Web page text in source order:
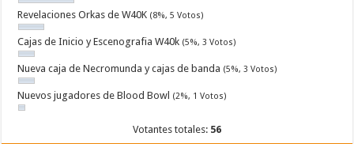
Revelaciones Orkas de W40K (8%, 5 Votos)
Cajas de Inicio y Escenografia W40k (5%, 3 Votos)
Nueva caja de Necromunda y cajas de banda (5%, 3 Votos)
Nuevos jugadores de Blood Bowl (2%, 1 Votos)
Votantes totales: 56